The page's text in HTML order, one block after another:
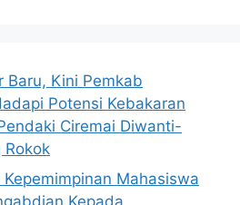
Baru, Kini Pemkab
Potensi Kebakaran
Ciremai Diwanti-
Rokok
Mahasiswa